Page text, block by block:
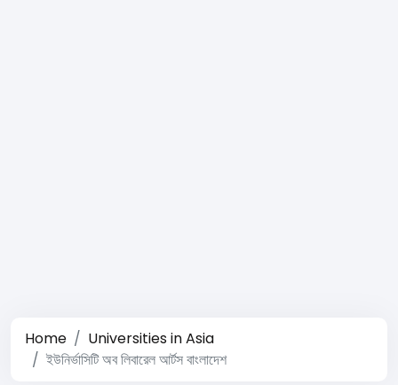
Home
Universities in Asia
ইউনির্ভাসিটি অব লিবারেল আর্টস বাংলাদেশ